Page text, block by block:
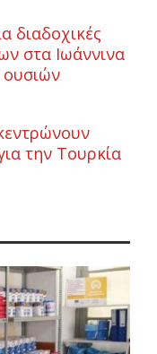
διαδοχικές
στα Ιωάννινα
ουσιών
την Τουρκία